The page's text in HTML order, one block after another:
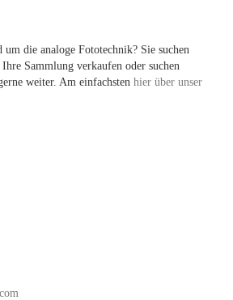
um die analoge Fototechnik? Sie suchen
Sammlung verkaufen oder suchen
weiter. Am einfachsten hier über unser